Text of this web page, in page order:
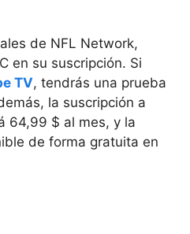
de NFL Network,
en su suscripción. Si
TV, tendrás una prueba
la suscripción a
64,99 $ al mes, y la
de forma gratuita en